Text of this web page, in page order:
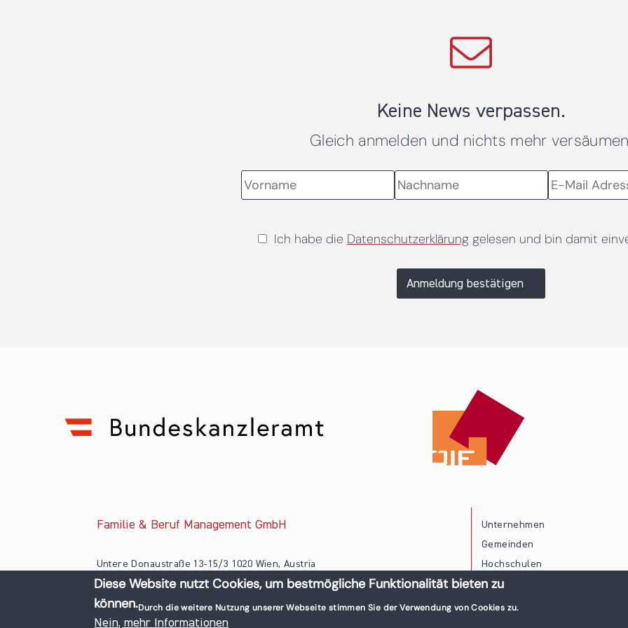
Keine News verpassen.
Gleich anmelden und nichts mehr
Ich habe die Datenschutzerklärunggelesen und bin damit
Anmeldung bestätigen
Familie & Beruf Management GmbH
Untere Donaustraße 13-15/3 1020 Wien, Austria
+43 1 218 50 70
office@familieundberuf.at
Unternehmen
Gemeinden
Hochschulen
Persönliche Vereinbarkeit
© 2026 Familie und Beruf All rights reserved.
Diese Website nutzt Cookies, um bestmögliche Funktionalität bieten zu
können.Durch die weitere Nutzung unserer Webseite stimmen Sie der Verwendung von Cookies zu.
Nein, mehr Informationen